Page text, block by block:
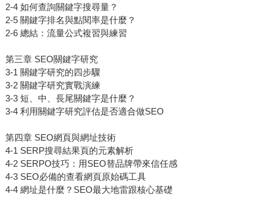
2-4 如何查詢關鍵字搜尋量？
2-5 關鍵字排名與點閱率是什麼？
2-6 總結：流量公式複習與練習
第三章 SEO關鍵字研究
3-1 關鍵字研究的四步驟
3-2 關鍵字研究實戰演練
3-3 短、中、長尾關鍵字是什麼？
3-4 利用關鍵字研究評估是否適合做SEO
第四章 SEO網頁與網址技術
4-1 SERP搜尋結果頁的元素解析
4-2 SERPO技巧：用SEO替品牌帶來信任感
4-3 SEO必備的查看網頁原始碼工具
4-4 網址是什麼？SEO最大地雷跟核心基礎